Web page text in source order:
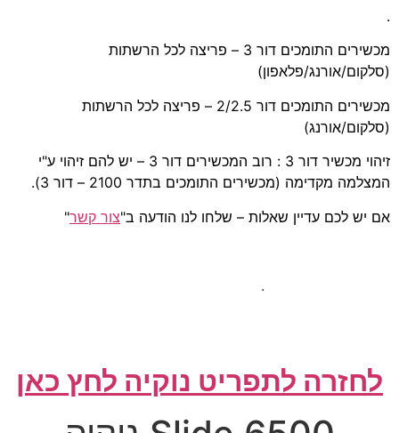
.
מכשירים התומכים דור 3 – פריצה לכל הרשתות
(סלקום/אורנג/פלאפון)
מכשירים התומכים דור 2/2.5 – פריצה לכל הרשתות
(סלקום/אורנג)
זיהוי מכשיר דור 3 : רוב המכשירים דור 3 – יש להם זיהוי ע"י
המצלמה מקדימה (מכשירים התומכים בתדר 2100 – דור 3).
אם יש לכם עדיין שאלות – שלחו לנו הודעה ב"צור קשר"
.
לחזרה לתפריט נוקיה לחץ כאן